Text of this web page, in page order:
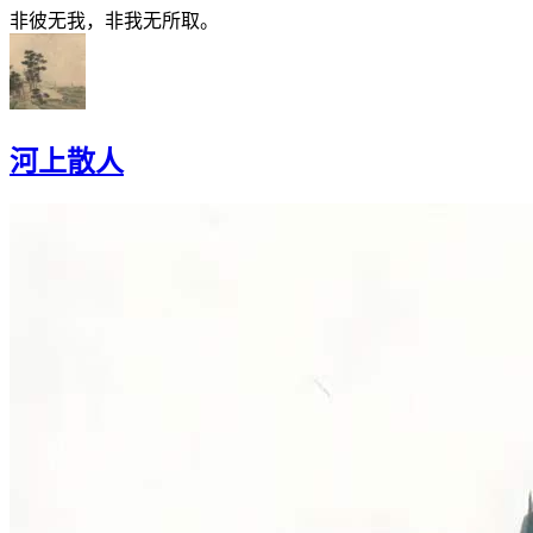
非彼无我，非我无所取。
河上散人